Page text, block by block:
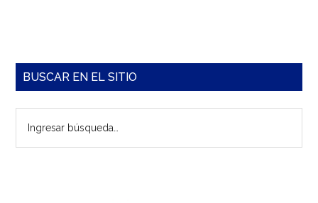
Barra
principal
BUSCAR EN EL SITIO
búsqueda…